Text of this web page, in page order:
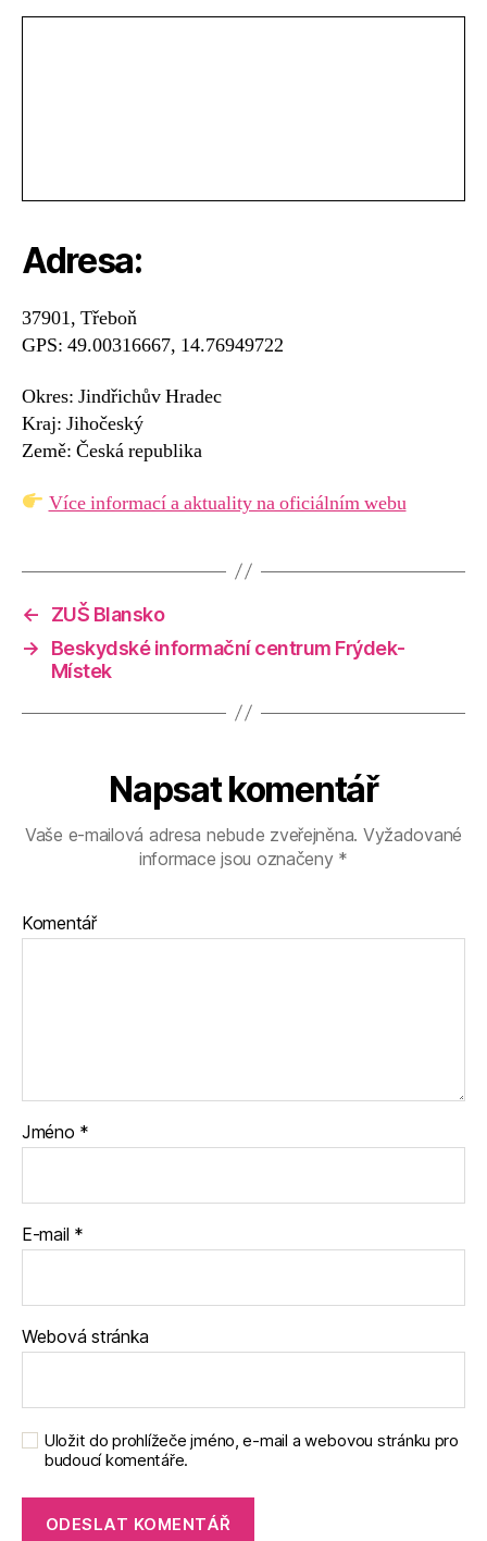
Adresa:
37901, Třeboň
GPS: 49.00316667, 14.76949722
Okres: Jindřichův Hradec
Kraj: Jihočeský
Země: Česká republika
Více informací a aktuality na oficiálním webu
←
ZUŠ Blansko
→
Beskydské informační centrum Frýdek-
Místek
Napsat komentář
Vaše e-mailová adresa nebude zveřejněna. Vyžadované
informace jsou označeny *
Komentář
Jméno *
E-mail *
Webová stránka
Uložit do prohlížeče jméno, e-mail a webovou stránku pro
budoucí komentáře.